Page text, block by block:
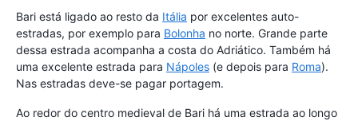
Bari está ligado ao resto da Itália por excelentes auto-
estradas, por exemplo para Bolonha no norte. Grande parte
dessa estrada acompanha a costa do Adriático. Também há
uma excelente estrada para Nápoles (e depois para Roma).
Nas estradas deve-se pagar portagem.
Ao redor do centro medieval de Bari há uma estrada ao longo